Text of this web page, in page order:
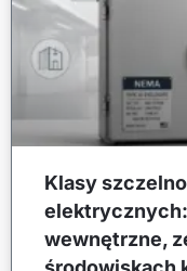
Klasy
wewnętrzne,